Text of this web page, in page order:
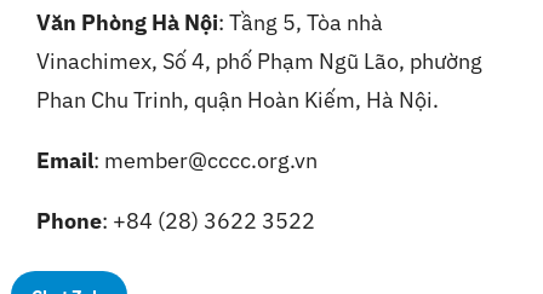
Văn Phòng Hà Nội: Tầng 5, Tòa nhà
Vinachimex, Số 4, phố Phạm Ngũ Lão, phường
Phan Chu Trinh, quận Hoàn Kiếm, Hà Nội.
Email: member@cccc.org.vn
Phone: +84 (28) 3622 3522